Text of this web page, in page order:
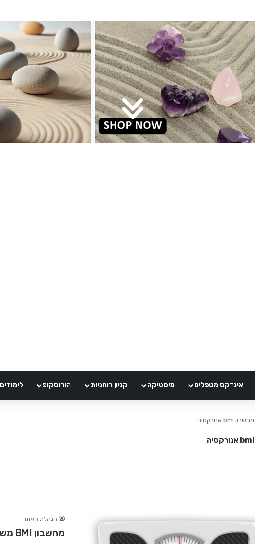
אינדקס מטפלים מיסטיקה קניון רוחניות הורוסקופ לימודים
מחשבון bmi אנורקסיה
הנהלת האתר
מחשבון BMI משקל אופטימאלי